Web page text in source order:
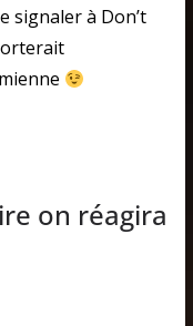
signaler à Don’t
on réagira